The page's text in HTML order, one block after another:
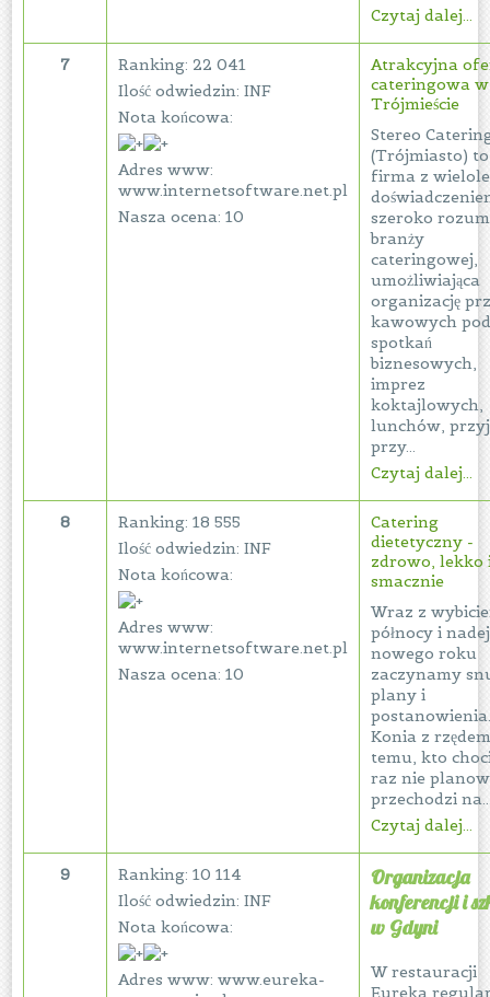
Czytaj dalej...
7
Ranking: 22 041
Ilość odwiedzin: INF
Nota końcowa:
Adres www:
www.internetsoftware.net.pl
Nasza ocena: 10
Atrakcyjna
cateringowa w
Trójmieście
Stereo
(Trójmiasto) to
firma z
szeroko
branży
cateringowej,
umożliwiająca
organizację
kawowych
spotkań
biznesowych,
imprez
koktajlowych,
lunchów,
przy...
Czytaj dalej...
8
Ranking: 18 555
Ilość odwiedzin: INF
Nota końcowa:
Adres www:
www.internetsoftware.net.pl
Nasza ocena: 10
Catering
dietetyczny -
zdrowo, lekko
smacznie
Wraz z
północy i
nowego roku
zaczynamy
plany i
Konia z
temu, kto
raz nie
przechodzi
Czytaj dalej...
9
Ranking: 10 114
Ilość odwiedzin: INF
Nota końcowa:
Adres www: www.eureka-
Organizacja
konferencji i
w Gdyni
W restauracji
Eureka